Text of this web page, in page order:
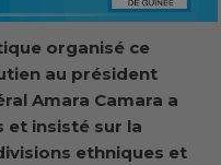
organisé ce
au président
Amara Camara a
et insisté sur la
ethniques et